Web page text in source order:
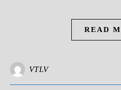
READ
VTLV